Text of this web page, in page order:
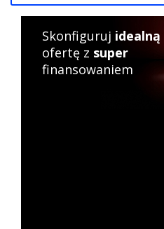
Skonfiguruj idealną
ofertę z super
finansowaniem